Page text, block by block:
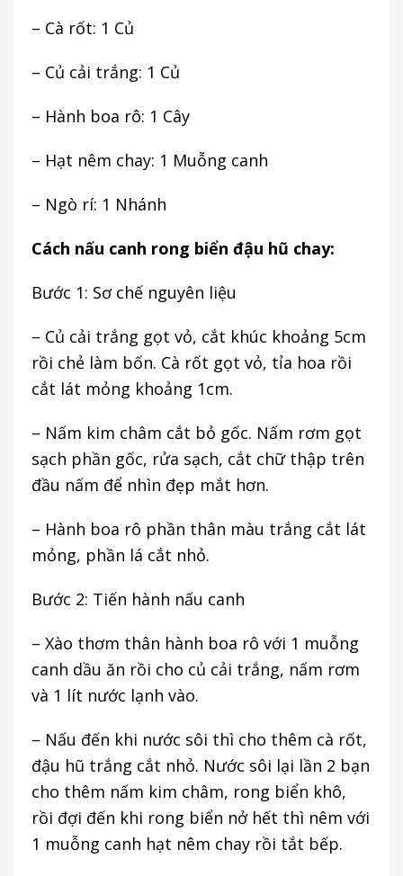
– Cà rốt: 1 Củ
– Củ cải trắng: 1 Củ
– Hành boa rô: 1 Cây
– Hạt nêm chay: 1 Muỗng canh
– Ngò rí: 1 Nhánh
Cách nấu canh rong biển đậu hũ chay:
Bước 1: Sơ chế nguyên liệu
– Củ cải trắng gọt vỏ, cắt khúc khoảng 5cm
rồi chẻ làm bốn. Cà rốt gọt vỏ, tỉa hoa rồi
cắt lát mỏng khoảng 1cm.
– Nấm kim châm cắt bỏ gốc. Nấm rơm gọt
sạch phần gốc, rửa sạch, cắt chữ thập trên
đầu nấm để nhìn đẹp mắt hơn.
– Hành boa rô phần thân màu trắng cắt lát
mỏng, phần lá cắt nhỏ.
Bước 2: Tiến hành nấu canh
– Xào thơm thân hành boa rô với 1 muỗng
canh dầu ăn rồi cho củ cải trắng, nấm rơm
và 1 lít nước lạnh vào.
– Nấu đến khi nước sôi thì cho thêm cà rốt,
đậu hũ trắng cắt nhỏ. Nước sôi lại lần 2 bạn
cho thêm nấm kim châm, rong biển khô,
rồi đợi đến khi rong biển nở hết thì nêm với
1 muỗng canh hạt nêm chay rồi tắt bếp.